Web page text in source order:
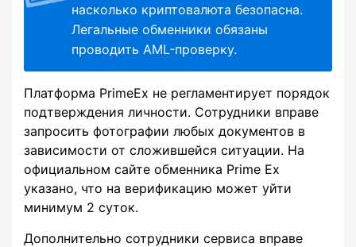
насколько криптовалюта безопасна.
Легальные обменники обязаны
проводить AML-проверку.
Платформа PrimeEx не регламентирует порядок
подтверждения личности. Сотрудники вправе
запросить фотографии любых документов в
зависимости от сложившейся ситуации. На
официальном сайте обменника Prime Ex
указано, что на верификацию может уйти
минимум 2 суток.
Дополнительно сотрудники сервиса вправе